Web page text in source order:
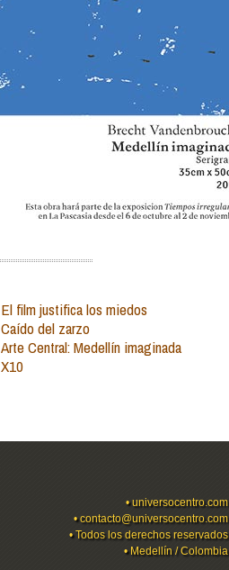
El film justifica los miedos
Caído del zarzo
Arte Central: Medellín imaginada
X10
•universocentro.com
•contacto@universocentro.com
• Todos los derechos reservados
• Medellín / Colombia